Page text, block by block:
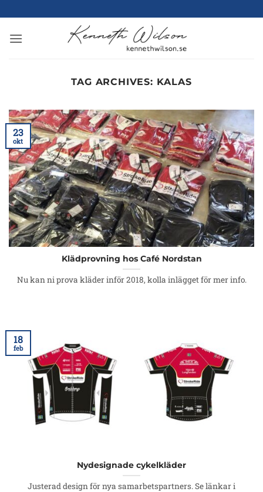
to
content
TAG ARCHIVES: KALAS
Klädprovning hos Café Nordstan
Nu kan ni prova kläder inför 2018, kolla inlägget för mer info.
23
okt
Nydesignade cykelkläder
Justerad design för nya samarbetspartners. Se länkar i
18
feb